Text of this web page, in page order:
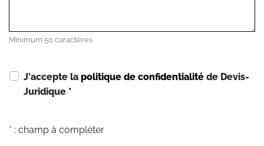
Minimum 50 caractères
J'accepte la politique de confidentialité de Devis-
Juridique *
* : champ à compléter